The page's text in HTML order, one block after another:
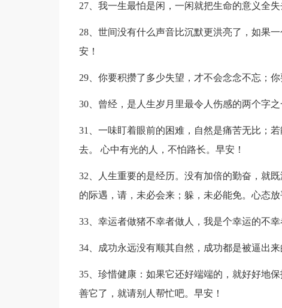
27、我一生最怕是闲，一闲就把生命的意义全失
28、世间没有什么声音比沉默更洪亮了，如果
安！
29、你要积攒了多少失望，才不会念念不忘；
30、曾经，是人生岁月里最令人伤感的两个字之
31、一味盯着眼前的困难，自然是痛苦无比；
去。 心中有光的人，不怕路长。早安！
32、人生重要的是经历。没有加倍的勤奋，就
的际遇，请，未必会来；躲，未必能免。心态
33、幸运者做猪不幸者做人，我是个幸运的不
34、成功永远没有顺其自然，成功都是被逼出来
35、珍惜健康：如果它还好端端的，就好好地
善它了，就请别人帮忙吧。早安！